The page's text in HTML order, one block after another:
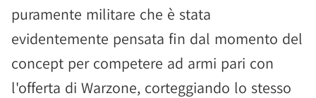
puramente militare che è stata
evidentemente pensata fin dal momento del
concept per competere ad armi pari con
l'offerta di Warzone, corteggiando lo stesso